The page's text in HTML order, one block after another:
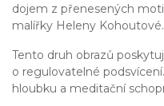
dojem z přenesených
malířky Heleny Kohoutové.
Tento druh obrazů
o regulovatelné
hloubku a meditační